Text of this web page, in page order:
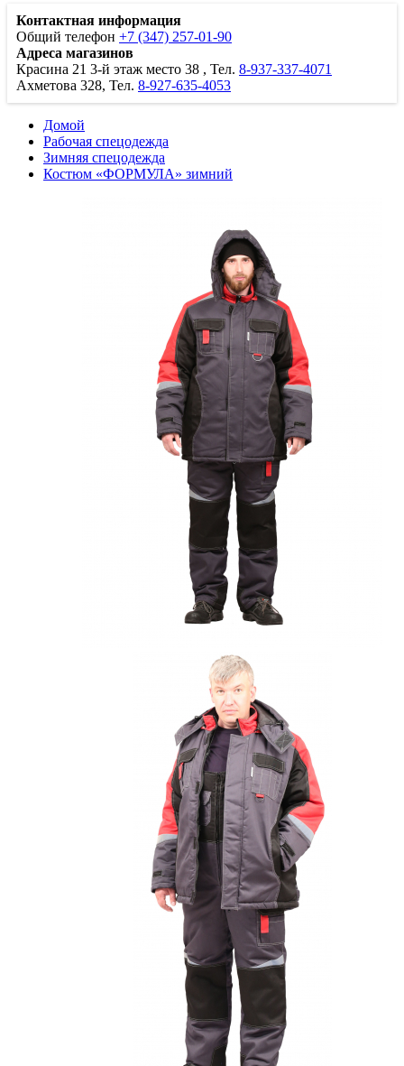
Контактная информация
Общий телефон +7 (347) 257-01-90
Адреса магазинов
Красина 21 3-й этаж место 38 , Тел. 8-937-337-4071
Ахметова 328, Тел. 8-927-635-4053
Домой
Рабочая спецодежда
Зимняя спецодежда
Костюм «ФОРМУЛА» зимний